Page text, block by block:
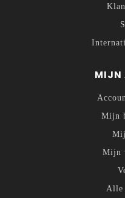
MIJN
Mijn
Mijn
Alle